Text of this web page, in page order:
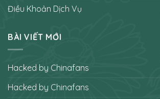
Điều Khoản Dịch Vụ
BÀI VIẾT MỚI
Hacked by Chinafans
Hacked by Chinafans